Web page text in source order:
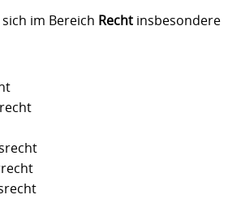
im Bereich Recht insbesondere